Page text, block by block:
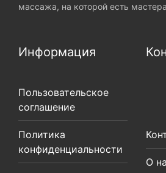
массажа, на которой есть
Информация
Пользовательское
соглашение
Политика
конфиденциальности
О